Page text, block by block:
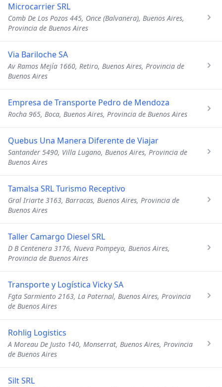
Microcarrier SRL
Comb De Los Pozos 445, Once (Balvanera), Buenos Aires,
Provincia de Buenos Aires
Via Bariloche SA
Av Ramos Mejía 1660, Retiro, Buenos Aires, Provincia de
Buenos Aires
Empresa de Transporte Pedro de Mendoza
Rocha 965, Boca, Buenos Aires, Provincia de Buenos Aires
Quebus Una Manera Diferente de Viajar
Santander 5490, Villa Lugano, Buenos Aires, Provincia de
Buenos Aires
Tamalsa SRL Turismo Receptivo
Gral Iriarte 3163, Barracas, Buenos Aires, Provincia de
Buenos Aires
Taller Camargo Diesel SRL
D B Centenera 3176, Nueva Pompeya, Buenos Aires,
Provincia de Buenos Aires
Transporte y Logística Vicky SA
Fgta Sarmiento 2163, La Paternal, Buenos Aires, Provincia
de Buenos Aires
Rohlig Logistics
A Moreau De Justo 140, Monserrat, Buenos Aires, Provincia
de Buenos Aires
Silt SRL